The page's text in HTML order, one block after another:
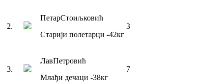
2.
ПетарСтоиљковић
Старији полетарци -42кг
3
3.
ЛавПетровић
Млађи дечаци -38кг
7